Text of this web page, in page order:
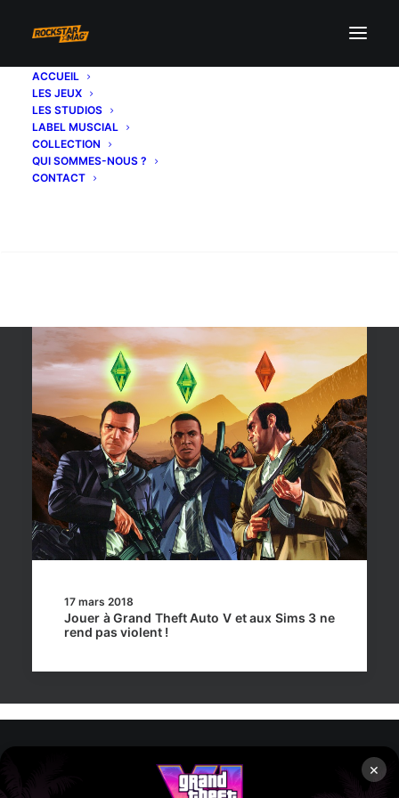
×
ACCUEIL
LES JEUX
LES STUDIOS
LABEL MUSCIAL
COLLECTION
QUI SOMMES-NOUS ?
CONTACT
17 mars 2018
Jouer à Grand Theft Auto V et aux Sims 3 ne
rend pas violent !
Rockstar Mag’, Copyright © 2013-2026 – Tous droits réservés –